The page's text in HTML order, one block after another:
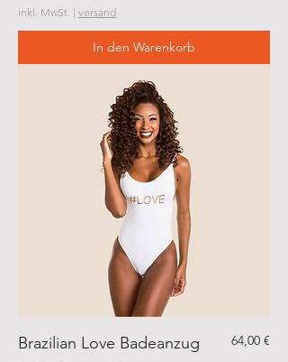
inkl. MwSt. | versand
In den Warenkorb
Brazilian Love Badeanzug Preis
64,00 €